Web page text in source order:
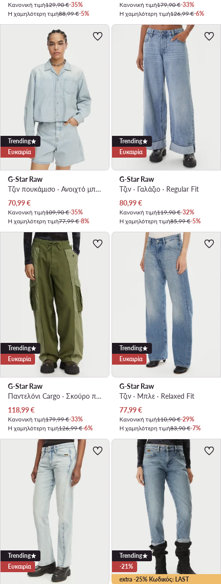
Κανονική τιμή129,90 €-35%
Η χαμηλότερη τιμή88,99 €-5%
Κανονική τιμή179,90 €-33%
Η χαμηλότερη τιμή126,99 €-6%
Trending
Ευκαιρία
G-Star Raw
Τζιν πουκάμισο · Ανοιχτό μπλε
Τρέχουσα τιμή
70,99€
Κανονική τιμή109,90 €-35%
Η χαμηλότερη τιμή77,99 €-8%
Trending
Ευκαιρία
G-Star Raw
Τζιν · Γαλάζιο · Regular Fit
Τρέχουσα τιμή
80,99€
Κανονική τιμή119,90 €-32%
Η χαμηλότερη τιμή85,99 €-5%
Trending
Ευκαιρία
G-Star Raw
Παντελόνι Cargo · Σκούρο πράσινο · Regular Fit
Τρέχουσα τιμή
118,99€
Κανονική τιμή179,99 €-33%
Η χαμηλότερη τιμή126,99 €-6%
Trending
Ευκαιρία
G-Star Raw
Τζιν · Μπλε · Relaxed Fit
Τρέχουσα τιμή
77,99€
Κανονική τιμή110,90 €-29%
Η χαμηλότερη τιμή83,90 €-7%
Trending
Ευκαιρία
extra -25% Κωδικός: LAST
Trending
-21%